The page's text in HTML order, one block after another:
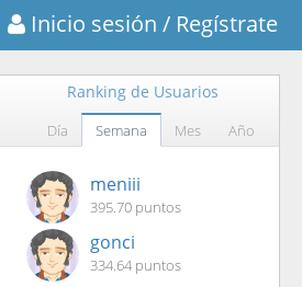
Inicio sesión / Regístrate
Ranking de Usuarios
Día Semana Mes Año
meniii
395.70 puntos
gonci
334.64 puntos